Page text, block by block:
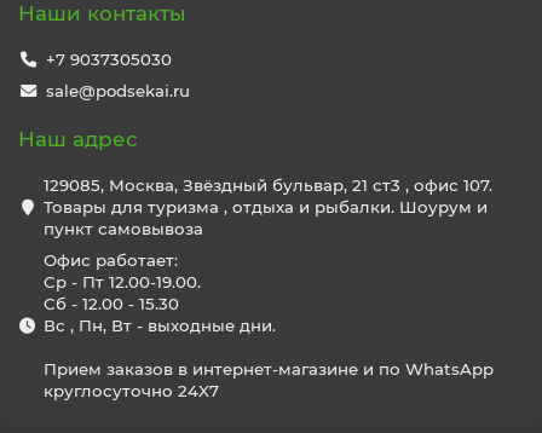
Наши контакты
+7 9037305030
sale@podsekai.ru
Наш адрес
129085, Москва, Звёздный бульвар, 21 ст3 , офис 107.
Товары для туризма , отдыха и рыбалки. Шоурум и
пункт самовывоза
Офис работает:
Ср - Пт 12.00-19.00.
Сб - 12.00 - 15.30
Вс , Пн, Вт - выходные дни.
Прием заказов в интернет-магазине и по WhatsApp
круглосуточно 24X7